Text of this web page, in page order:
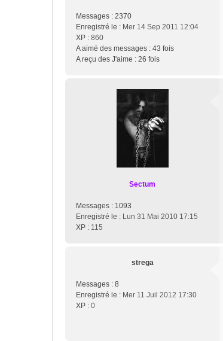
Messages : 2370
Enregistré le : Mer 14 Sep 2011 12:04
XP : 860
A aimé des messages : 43 fois
A reçu des J'aime : 26 fois
Sectum
Messages : 1093
Enregistré le : Lun 31 Mai 2010 17:15
XP : 115
strega
Messages : 8
Enregistré le : Mer 11 Juil 2012 17:30
XP : 0